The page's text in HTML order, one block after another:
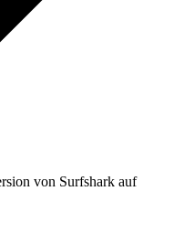
von Surfshark auf